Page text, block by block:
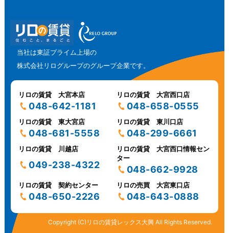
当社は東証プライム上場の
株式会社リログループのグループ企業です。
リロの賃貸 大宮本店
048-642-1181
リロの賃貸 大宮西口店
048-658-0555
リロの賃貸 東大宮店
048-681-5558
リロの賃貸 東川口店
048-299-6661
リロの賃貸 川越店
049-238-4322
リロの賃貸 大宮西口情報セン
ター
048-662-9928
リロの賃貸 契約センター
048-650-2226
リロの売買 大宮東口店
048-643-0888
Copyright (C)リロの賃貸レックス大興 All Rights Reserved.